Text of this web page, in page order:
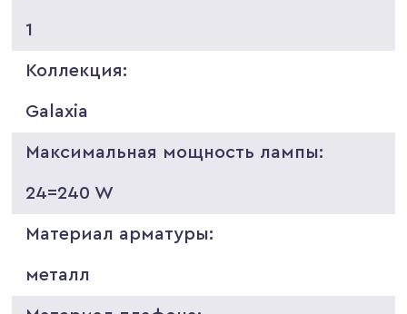
1
Коллекция:
Galaxia
Максимальная мощность лампы:
24=240 W
Материал арматуры:
металл